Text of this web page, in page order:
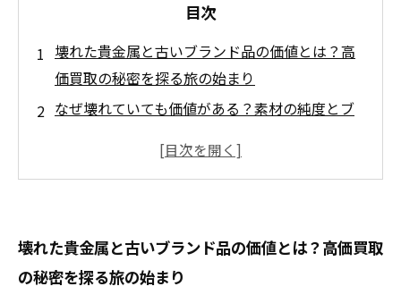
目次
壊れた貴金属と古いブランド品の価値とは？高
価買取の秘密を探る旅の始まり
なぜ壊れていても価値がある？素材の純度とブ
リサイクル素材としての貴金属の魅力：金・プ
ター市場の需要について
壊れていても古くても高価買取！買取業界が評
壊れた貴金属と古いブランド品の価値とは？高価買取
の秘密を探る旅の始まり